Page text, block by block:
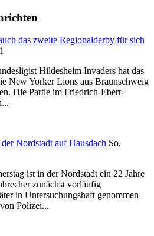
das zweite Regionalderby für sich
Hildesheim Invaders hat das
New Yorker Lions aus Braunschweig
Die Partie im Friedrich-Ebert-
Nordstadt auf Hausdach So,
ist in der Nordstadt ein 22 Jahre
zunächst vorläufig
in Untersuchungshaft genommen
Polizei...